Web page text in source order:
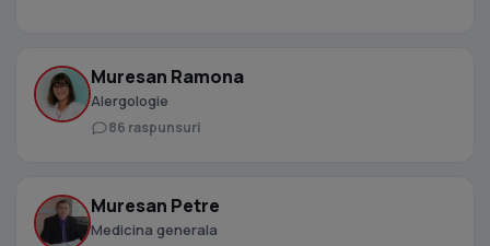
Muresan Ramona
Alergologie
86 raspunsuri
Muresan Petre
Medicina generala